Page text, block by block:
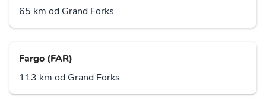
65 km od Grand Forks
Fargo (FAR)
113 km od Grand Forks